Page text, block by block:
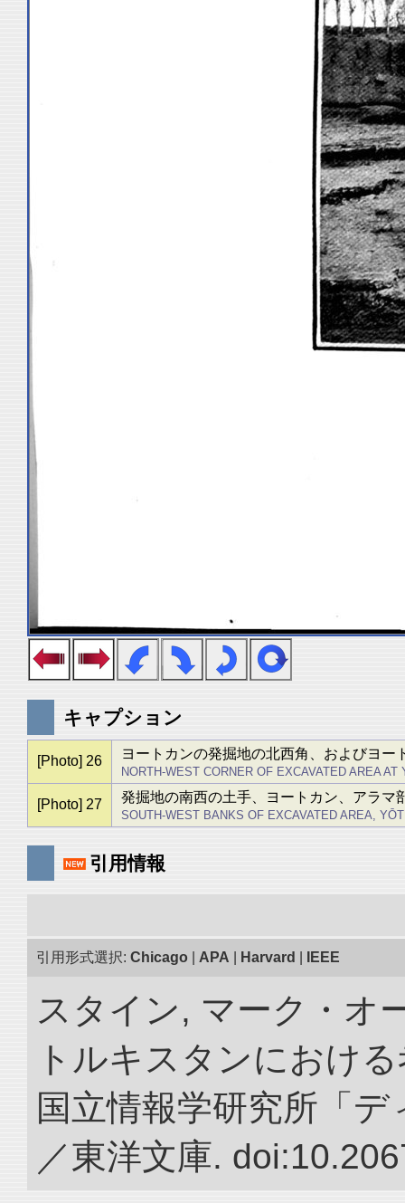
キャプション
[Photo] 26 ヨートカンの発掘地の北西角、およびヨー
NORTH-WEST CORNER OF EXCAVATED AREA
[Photo] 27 発掘地の南西の土手、ヨートカン、アラマ
SOUTH-WEST BANKS OF EXCAVATED AREA,
引用情報
引用形式選択: Chicago APA Harvard IEEE
スタイン, マーク・オ
トルキスタンにおけ
国立情報学研究所「
／東洋文庫.